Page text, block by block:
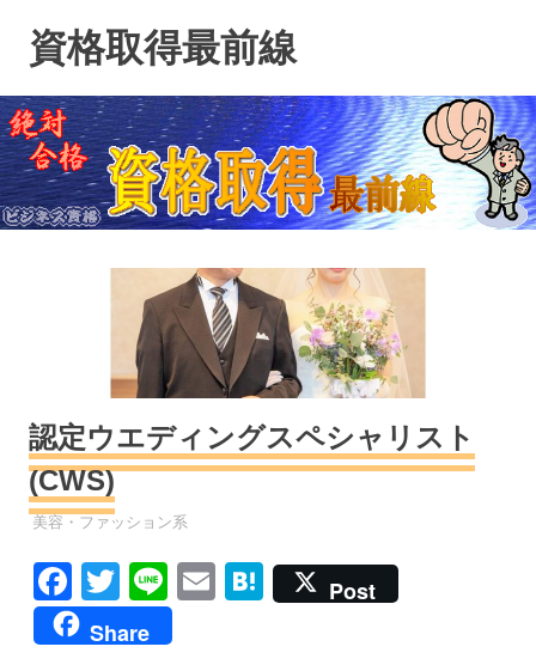
ン
ツ
へ
ス
キ
資格取得最前線
認定ウエディングスペシャリスト
(CWS)
資格
美容・ファッション系
Facebook
Twitter
LineEmailHatena
Post
Share